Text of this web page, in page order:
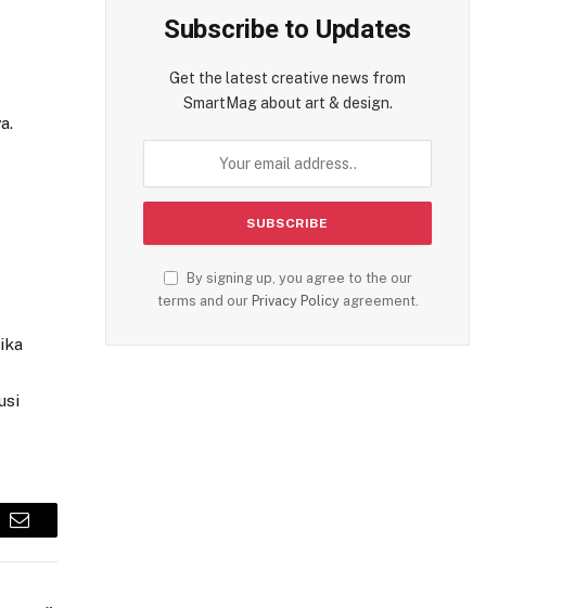
Email
Subscribe to Updates
Get the latest creative news from
SmartMag about art & design.
By signing up, you agree to the our
terms and our Privacy Policyagreement.